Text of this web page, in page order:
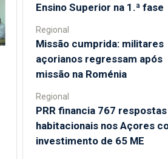
Ensino Superior na 1.ª fase
Regional
Missão cumprida: militares
açorianos regressam após
missão na Roménia
Regional
PRR financia 767 respostas
habitacionais nos Açores
investimento de 65 ME